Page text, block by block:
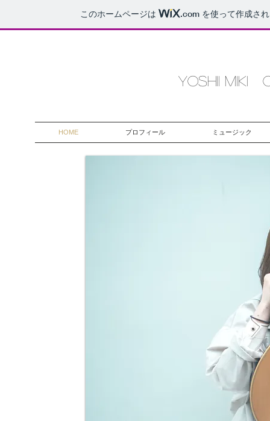
このホームページは .com を使って作成さ
YOSHII
HOME プロフィール ミュージック